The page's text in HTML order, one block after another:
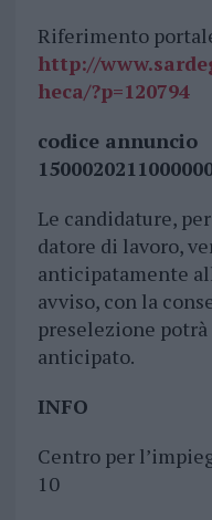
Riferimento
http://
heca/?p=120794
codice annuncio
Le candidature,
datore di lavoro,
anticipatamente
avviso, con la
preselezione
anticipato.
INFO
Centro per
10